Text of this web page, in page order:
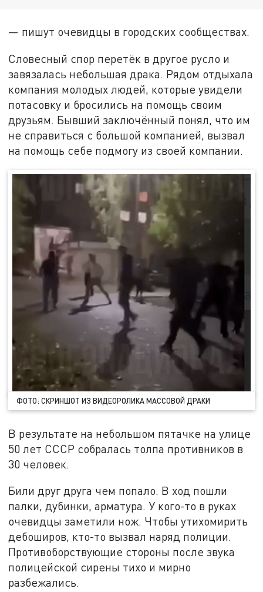
— пишут очевидцы в городских сообществах.
Словесный спор перетёк в другое русло и
завязалась небольшая драка. Рядом отдыхала
компания молодых людей, которые увидели
потасовку и бросились на помощь своим
друзьям. Бывший заключённый понял, что им
не справиться с большой компанией, вызвал
на помощь себе подмогу из своей компании.
ФОТО: СКРИНШОТ ИЗ ВИДЕОРОЛИКА МАССОВОЙ ДРАКИ
В результате на небольшом пятачке на улице
50 лет СССР собралась толпа противников в
30 человек.
Били друг друга чем попало. В ход пошли
палки, дубинки, арматура. У кого-то в руках
очевидцы заметили нож. Чтобы утихомирить
дебоширов, кто-то вызвал наряд полиции.
Противоборствующие стороны после звука
полицейской сирены тихо и мирно
разбежались.